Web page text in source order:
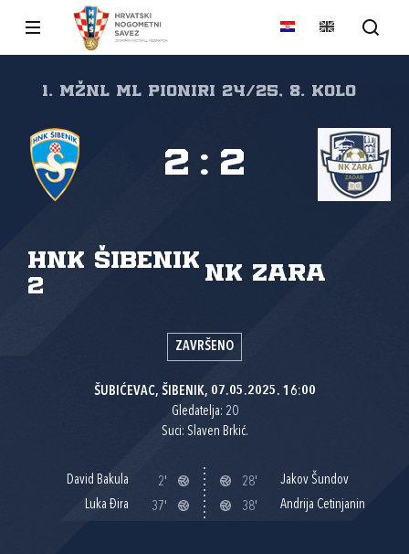
1. MŽNL ML PIONIRI 24/25, 8. kolo
HNK Šibenik
2
NK Zara
2 : 2
ZAVRŠENO
ŠUBIĆEVAC, ŠIBENIK, 07.05.2025. 16:00
Gledatelja: 20
Suci: Slaven Brkić.
David Bakula
2'
Luka Đira
37'
28'
Jakov Šundov
38'
Andrija Cetinjanin